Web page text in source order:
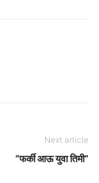
Next article
“फर्की आऊ युवा तिमी”